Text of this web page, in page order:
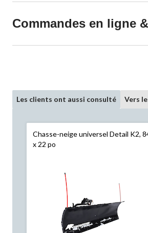
Commandes en ligne
Les clients ont aussi consulté Vers
Chasse-neige universel Detail K2,
x 22 po